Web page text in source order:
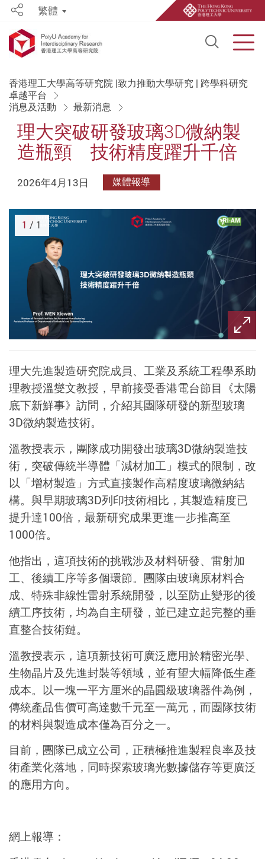
Open
Share繁體
香港理工大學高等研究院 |致力推動大學研究 | 跨學科研究
卓越平台
消息及活動
最新消息
理大突破研發玻璃3D微納製
造瓶頸 技術精度躍升千倍
2026年4月13日 媒體報導
1 / 1
理大先進製造研究院成員、工業及系統工程學系助
理教授溫燮文教授，早前接受香港電台節目《太陽
底下新鮮事》訪問，介紹其團隊研發的新型玻璃
3D微納製造技術。
溫教授表示，團隊成功開發出玻璃3D微納製造技
術，突破傳統半導體「減材加工」模式的限制，改
以「增材製造」方式直接製作高精度玻璃微納結
構。與早期玻璃3D列印技術相比，其製造精度已
提升達100倍，最新研究成果更進一步推高至
1000倍。
他指出，這項技術的挑戰涉及材料研發、雷射加
工、後續工序等多個環節。團隊由玻璃原材料合
成、特殊非線性雷射系統開發，以至防止變形的後
續工序技術，均為自主研發，並已建立起完整的垂
直整合技術鏈。
溫教授表示，這項新技術可廣泛應用於精密光學、
生物晶片及先進封裝等領域，並有望大幅降低生產
成本。以一塊一平方厘米的晶圓級玻璃器件為例，
傳統產品售價可高達數千元至一萬元，而團隊技術
的材料與製造成本僅為百分之一。
目前，團隊已成立公司，正積極推進製程良率及技
術產業化落地，同時探索玻璃光數據儲存等更廣泛
的應用方向。
網上報導：